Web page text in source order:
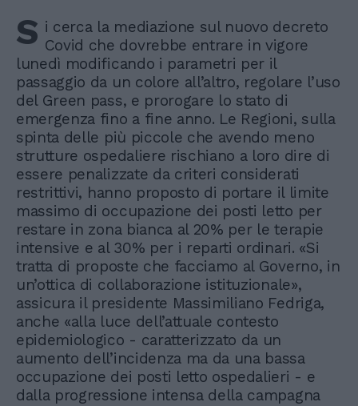
S i cerca la mediazione sul nuovo decreto
Covid che dovrebbe entrare in vigore
lunedì modificando i parametri per il
passaggio da un colore all’altro, regolare l’uso
del Green pass, e prorogare lo stato di
emergenza fino a fine anno. Le Regioni, sulla
spinta delle più piccole che avendo meno
strutture ospedaliere rischiano a loro dire di
essere penalizzate da criteri considerati
restrittivi, hanno proposto di portare il limite
massimo di occupazione dei posti letto per
restare in zona bianca al 20% per le terapie
intensive e al 30% per i reparti ordinari. «Si
tratta di proposte che facciamo al Governo, in
un’ottica di collaborazione istituzionale»,
assicura il presidente Massimiliano Fedriga,
anche «alla luce dell’attuale contesto
epidemiologico - caratterizzato da un
aumento dell’incidenza ma da una bassa
occupazione dei posti letto ospedalieri - e
dalla progressione intensa della campagna